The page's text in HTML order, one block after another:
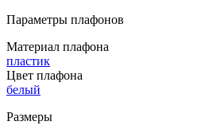
Параметры плафонов
Материал плафона
пластик
Цвет плафона
белый
Размеры